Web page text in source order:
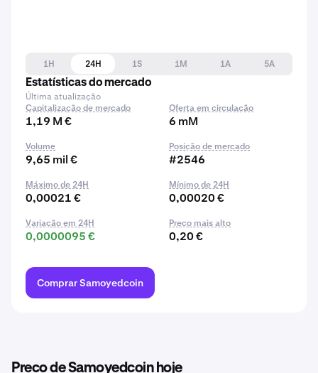
1H 24H 1S 1M 1A
5A
Estatísticas do mercado
Última atualização
Capitalização de mercado
1,19 M €
Oferta em circulação
6 mM
Volume
9,65 mil €
Posição de mercado
#2546
Máximo de 24H
0,00021 €
Mínimo de 24H
0,00020 €
Variação em 24H
0,0000095 €
Preço mais alto
0,20 €
Comprar Samoyedcoin
Preço de Samoyedcoin hoje